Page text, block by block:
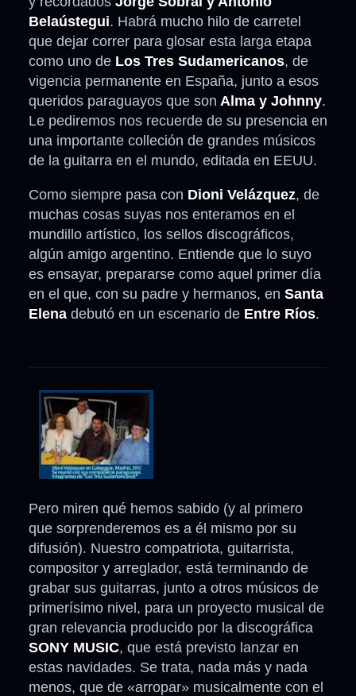
Belaústegui. Habrá mucho hilo de carretel
que dejar correr para glosar esta larga etapa
como uno de Los Tres Sudamericanos, de
vigencia permanente en España, junto a esos
queridos paraguayos que son Alma y Johnny.
Le pediremos nos recuerde de su presencia en
una importante colleción de grandes músicos
de la guitarra en el mundo, editada en EEUU.
Como siempre pasa con Dioni Velázquez, de
muchas cosas suyas nos enteramos en el
mundillo artístico, los sellos discográficos,
algún amigo argentino. Entiende que lo suyo
es ensayar, prepararse como aquel primer día
en el que, con su padre y hermanos, en Santa
Elena debutó en un escenario de Entre Ríos.
Pero miren qué hemos sabido (y al primero
que sorprenderemos es a él mismo por su
difusión). Nuestro compatriota, guitarrista,
compositor y arreglador, está terminando de
grabar sus guitarras, junto a otros músicos de
primerísimo nivel, para un proyecto musical de
gran relevancia producido por la discográfica
SONY MUSIC, que está previsto lanzar en
estas navidades. Se trata, nada más y nada
menos, que de «arropar» musicalmente con el